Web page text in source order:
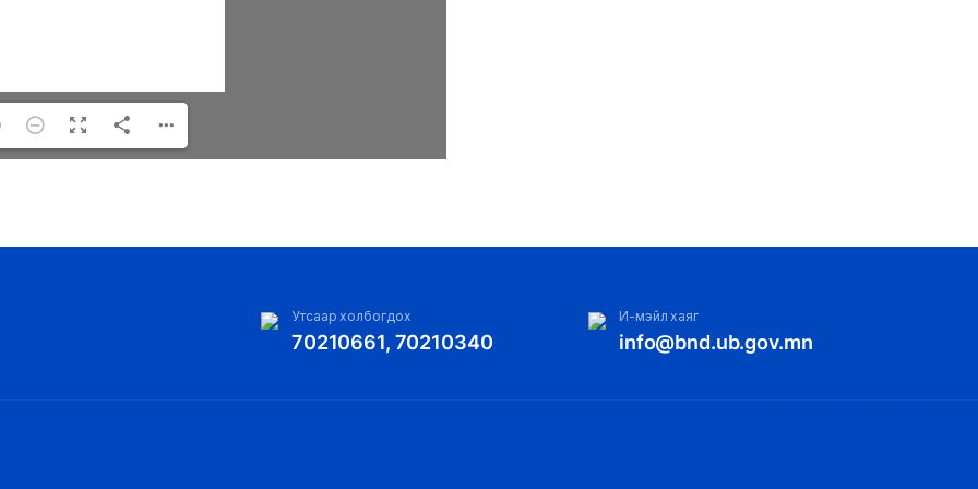
Утсаар холбогдох
70210661, 70210340
И-мэйл хаяг
info@bnd.ub.gov.mn